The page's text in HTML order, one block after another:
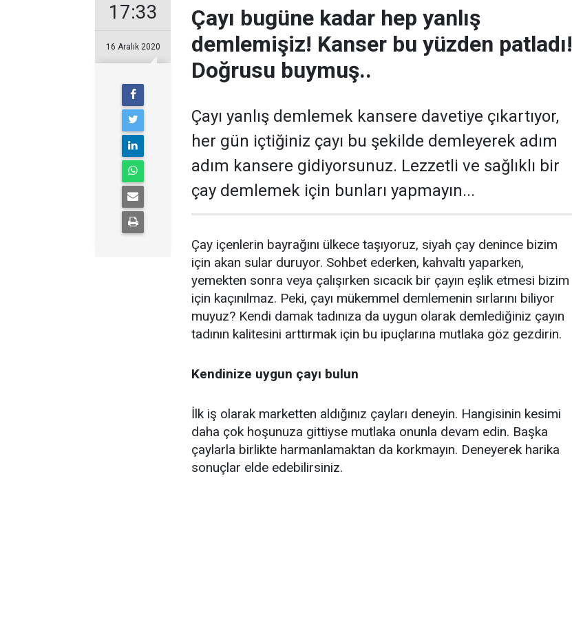
17:33
16 Aralık 2020
Çayı bugüne kadar hep yanlış
demlemişiz! Kanser bu yüzden patladı!
Doğrusu buymuş..
Çayı yanlış demlemek kansere davetiye çıkartıyor,
her gün içtiğiniz çayı bu şekilde demleyerek adım
adım kansere gidiyorsunuz. Lezzetli ve sağlıklı bir
çay demlemek için bunları yapmayın...
Çay içenlerin bayrağını ülkece taşıyoruz, siyah çay denince bizim
için akan sular duruyor. Sohbet ederken, kahvaltı yaparken,
yemekten sonra veya çalışırken sıcacık bir çayın eşlik etmesi bizim
için kaçınılmaz. Peki, çayı mükemmel demlemenin sırlarını biliyor
muyuz? Kendi damak tadınıza da uygun olarak demlediğiniz çayın
tadının kalitesini arttırmak için bu ipuçlarına mutlaka göz gezdirin.
Kendinize uygun çayı bulun
İlk iş olarak marketten aldığınız çayları deneyin. Hangisinin kesimi
daha çok hoşunuza gittiyse mutlaka onunla devam edin. Başka
çaylarla birlikte harmanlamaktan da korkmayın. Deneyerek harika
sonuçlar elde edebilirsiniz.